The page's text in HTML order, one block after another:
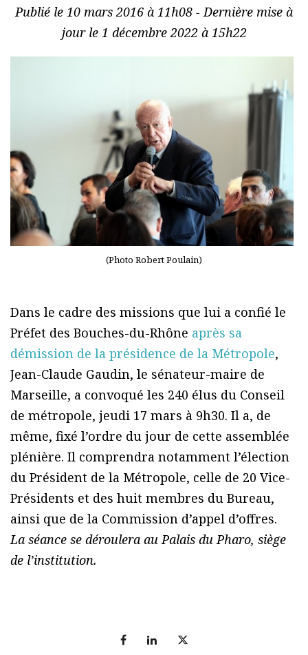
Publié le 10 mars 2016 à 11h08 - Dernière mise à
jour le 1 décembre 2022 à 15h22
(Photo Robert Poulain)
Dans le cadre des missions que lui a confié le
Préfet des Bouches-du-Rhône après sa
démission de la présidence de la Métropole,
Jean-Claude Gaudin, le sénateur-maire de
Marseille, a convoqué les 240 élus du Conseil
de métropole, jeudi 17 mars à 9h30. Il a, de
même, fixé l’ordre du jour de cette assemblée
plénière. Il comprendra notamment l’élection
du Président de la Métropole, celle de 20 Vice-
Présidents et des huit membres du Bureau,
ainsi que de la Commission d’appel d’offres.
La séance se déroulera au Palais du Pharo, siège
de l’institution.